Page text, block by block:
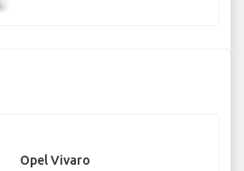
Opel Vivaro